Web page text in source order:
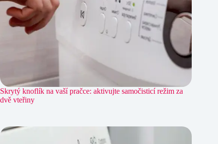
Skrytý knoflík na vaší pračce: aktivujte samočisticí režim za
dvě vteřiny